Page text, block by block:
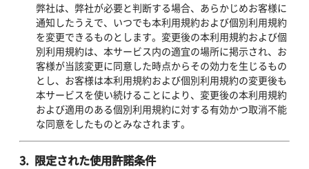
弊社は、弊社が必要と判断する場合、あらかじめお客様に
通知したうえで、いつでも本利用規約および個別利用規約
を変更できるものとします。変更後の本利用規約および個
別利用規約は、本サービス内の適宜の場所に掲示され、お
客様が当該変更に同意した時点からその効力を生じるもの
とし、お客様は本利用規約および個別利用規約の変更後も
本サービスを使い続けることにより、変更後の本利用規約
および適用のある個別利用規約に対する有効かつ取消不能
な同意をしたものとみなされます。
3. 限定された使用許諾条件